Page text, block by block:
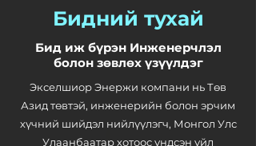
Бидний тухай
Бид иж бүрэн Инженерчлэл
болон зөвлөх үзүүлдэг
Экселшиор Энержи компани нь Төв
Азид төвтэй, инженерийн болон эрчим
хүчний шийдэл нийлүүлэгч, Монгол Улс
Улаанбаатар хотоос үндсэн үйл